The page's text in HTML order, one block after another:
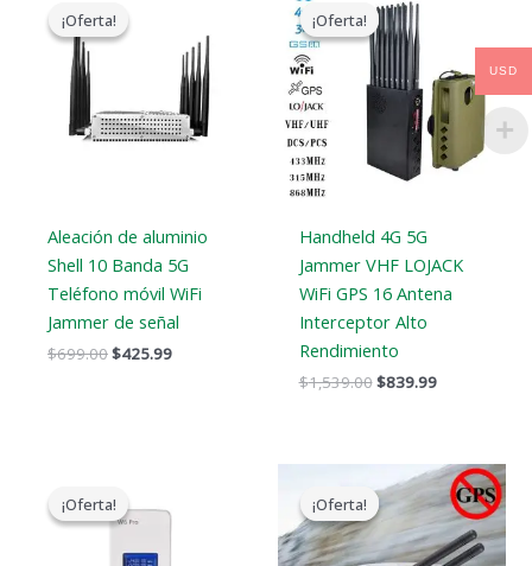
¡Oferta!
¡Oferta!
Aleación de aluminio
Shell 10 Banda 5G
Teléfono móvil WiFi
Jammer de señal
$699.00
original
era:
$425.99
es:
$425.99.
¡Oferta!
¡Oferta!
Handheld 4G 5G
Jammer VHF LOJACK
WiFi GPS 16 Antena
Interceptor Alto
Rendimiento
$1,539.00
precio
original
era:
$1,539.00.
$839.99
$839.99.
¡Oferta!
¡Oferta!original
era:
$139.00.
actual
¡Oferta!
¡Oferta!
precio
original
era:
$159.00.
El
precio
actual
es:
$89.58.
USD